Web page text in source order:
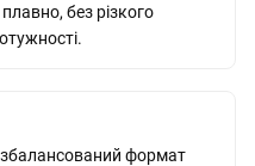
без різкого
формат